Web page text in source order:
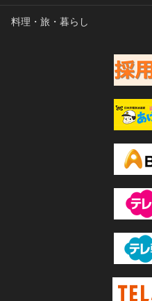
料理・旅・暮らし